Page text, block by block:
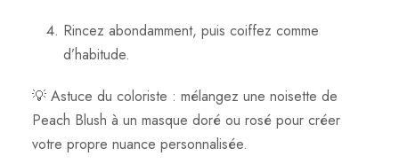
Rincez abondamment, puis coiffez comme
d’habitude.
💡 Astuce du coloriste : mélangez une noisette de
Peach Blush à un masque doré ou rosé pour créer
votre propre nuance personnalisée.